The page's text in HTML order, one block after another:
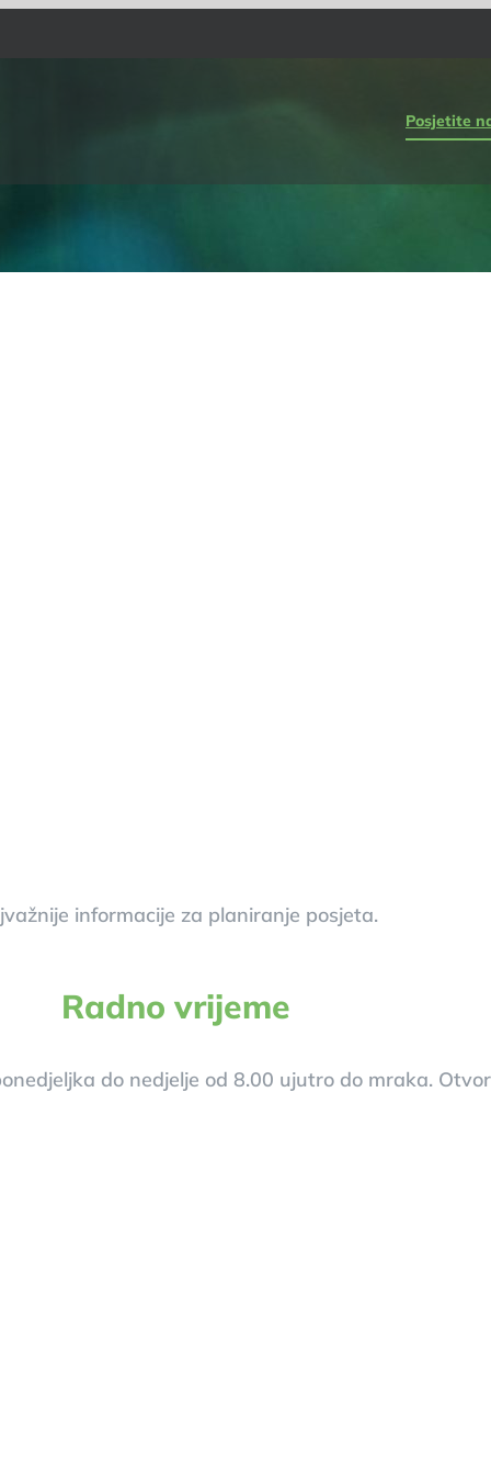
Posjetite
informacije za planiranje posjeta.
Radno vrijeme
do nedjelje od 8.00 ujutro do mraka.